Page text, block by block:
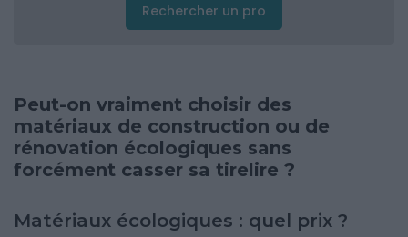
Rechercher un pro
Peut-on vraiment choisir des
matériaux de construction ou de
rénovation écologiques sans
forcément casser sa tirelire ?
Matériaux écologiques : quel prix ?